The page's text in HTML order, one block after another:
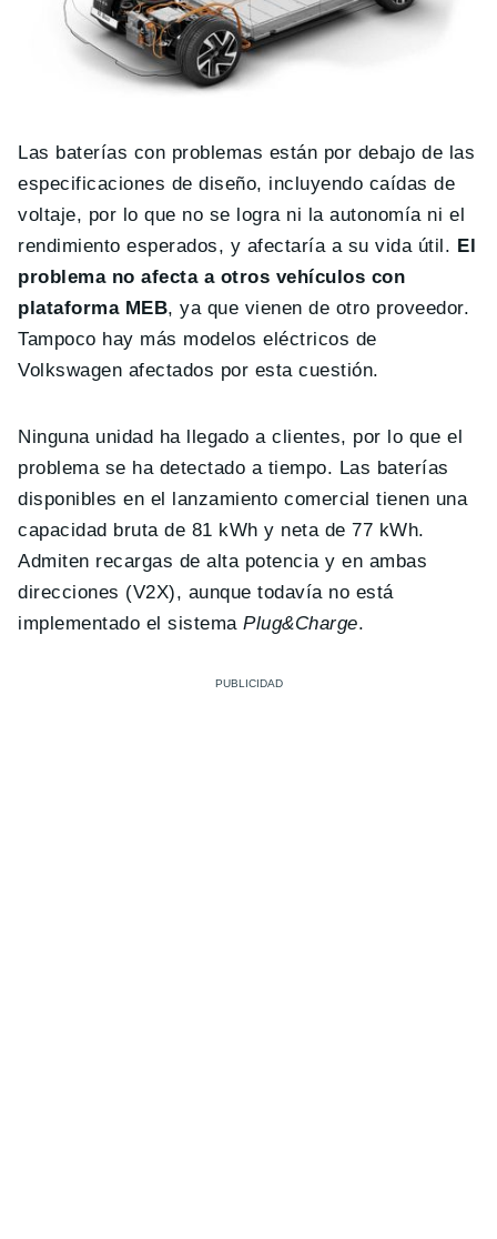
Las baterías con problemas están por debajo de las
especificaciones de diseño, incluyendo caídas de
voltaje, por lo que no se logra ni la autonomía ni el
rendimiento esperados, y afectaría a su vida útil. El
problema no afecta a otros vehículos con
plataforma MEB, ya que vienen de otro proveedor.
Tampoco hay más modelos eléctricos de
Volkswagen afectados por esta cuestión.
Ninguna unidad ha llegado a clientes, por lo que el
problema se ha detectado a tiempo. Las baterías
disponibles en el lanzamiento comercial tienen una
capacidad bruta de 81 kWh y neta de 77 kWh.
Admiten recargas de alta potencia y en ambas
direcciones (V2X), aunque todavía no está
implementado el sistemaPlug&Charge.